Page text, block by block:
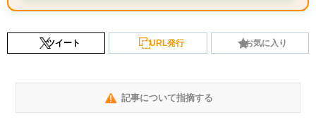
ツイート URL発行 お気に入り
記事について指摘する